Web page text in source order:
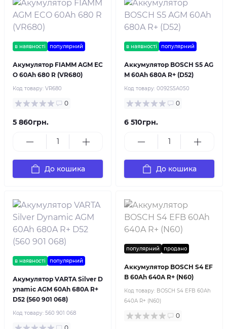
в наявності популярний
Акумулятор FIAMM AGM EC
O 60Ah 680 R (VR680)
Код товару: VR680
0
5 860грн.
До кошика
в наявності популярний
Аккумулятор BOSCH S5 AG
M 60Ah 680A R+ (D52)
Код товару: 0092S5A050
0
6 510грн.
До кошика
в наявності популярний
Акумулятор VARTA Silver D
ynamic AGM 60Ah 680A R+
D52 (560 901 068)
Код товару: 560 901 068
популярний продано
Аккумулятор BOSCH S4 EF
B 60Ah 640A R+ (N60)
Код товару: BOSCH S4 EFB 60Ah
640A R+ (N60)
0